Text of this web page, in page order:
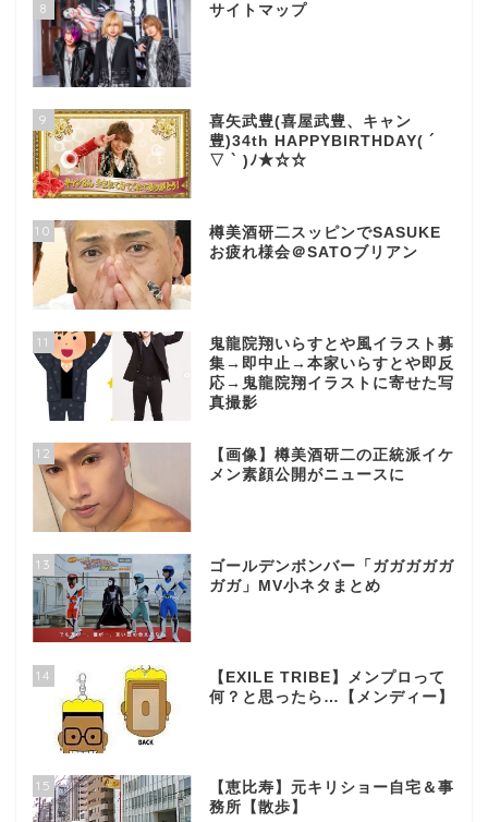
8 サイトマップ
9
喜矢武豊(喜屋武豊、キャン
豊)34th HAPPYBIRTHDAY( ´
▽ ` )ﾉ★☆☆
10
樽美酒研二スッピンでSASUKE
お疲れ様会＠SATOブリアン
11
鬼龍院翔いらすとや風イラスト募
集→即中止→本家いらすとや即反
応→鬼龍院翔イラストに寄せた写
真撮影
12
【画像】樽美酒研二の正統派イケ
メン素顔公開がニュースに
13
ゴールデンボンバー「ガガガガガ
ガガ」MV小ネタまとめ
14
【EXILE TRIBE】メンプロって
何？と思ったら…【メンディー】
15
【恵比寿】元キリショー自宅＆事
務所【散歩】